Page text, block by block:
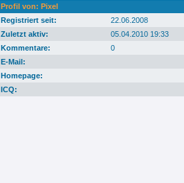
Profil von: Pixel
Registriert seit:
22.06.2008
Zuletzt aktiv:
05.04.2010 19:33
Kommentare:
0
E-Mail:
Homepage:
ICQ: